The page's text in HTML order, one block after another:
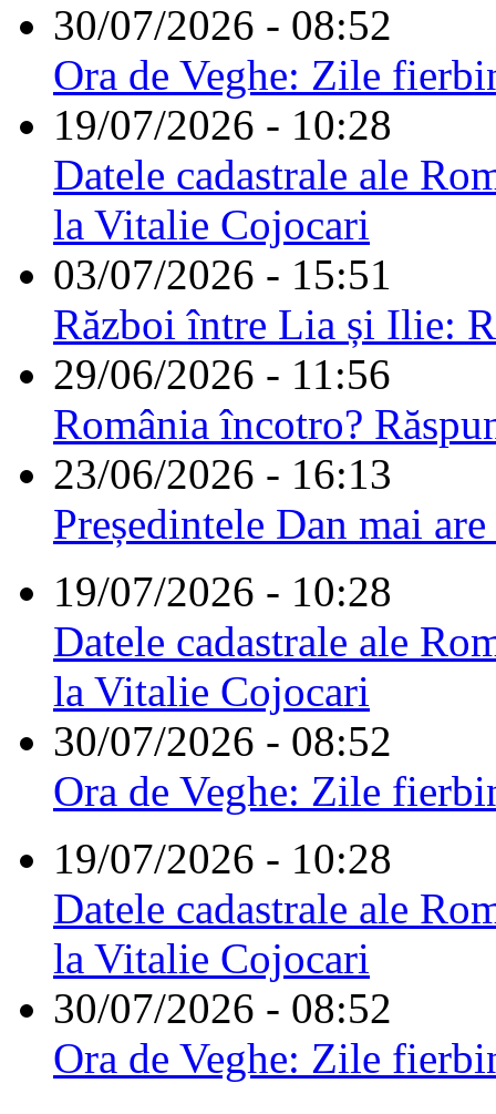
30/07/2026 - 08:52
Ora de Veghe: Zile
19/07/2026 - 10:28
Datele cadastrale ale
la Vitalie Cojocari
03/07/2026 - 15:51
Război între Lia și Ilie:
29/06/2026 - 11:56
România încotro?
23/06/2026 - 16:13
Președintele Dan mai
19/07/2026 - 10:28
Datele cadastrale ale
la Vitalie Cojocari
30/07/2026 - 08:52
Ora de Veghe: Zile
19/07/2026 - 10:28
Datele cadastrale ale
la Vitalie Cojocari
30/07/2026 - 08:52
Ora de Veghe: Zile